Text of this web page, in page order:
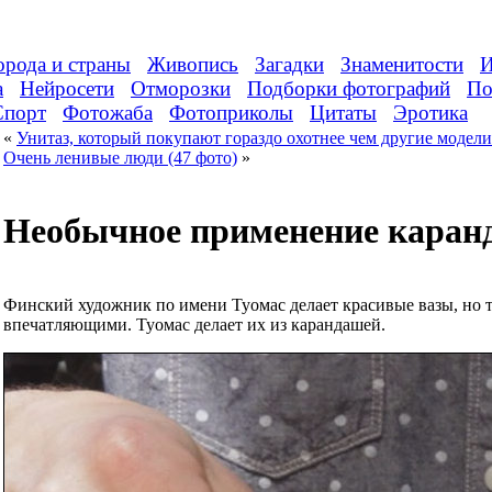
и страны Живопись Загадки Знаменитости
Нейросети Отморозки Подборки фотографий
Фотожаба Фотоприколы Цитаты Эротика
« Унитаз, который покупают гораздо охотнее чем другие модели
Очень ленивые люди (47 фото) »
Необычное применение
Финский художник по имени Туомас делает красивые вазы, но
впечатляющими. Туомас делает их из карандашей.